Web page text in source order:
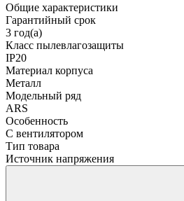
Общие характеристики
Гарантийный срок
3 год(а)
Класс пылевлагозащиты
IP20
Материал корпуса
Металл
Модельный ряд
ARS
Особенность
С вентилятором
Тип товара
Источник напряжения